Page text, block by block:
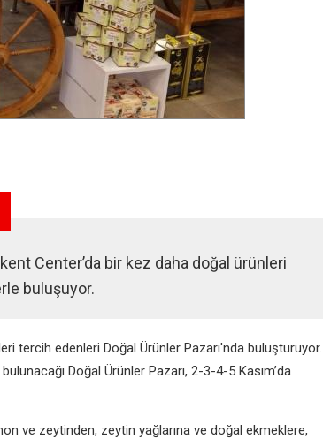
Center’da bir kez daha doğal ürünleri
buluşuyor.
tercih edenleri Doğal Ürünler Pazarı'nda buluşturuyor.
Doğal Ürünler Pazarı, 2-3-4-5 Kasım’da
ve zeytinden, zeytin yağlarına ve doğal ekmeklere,